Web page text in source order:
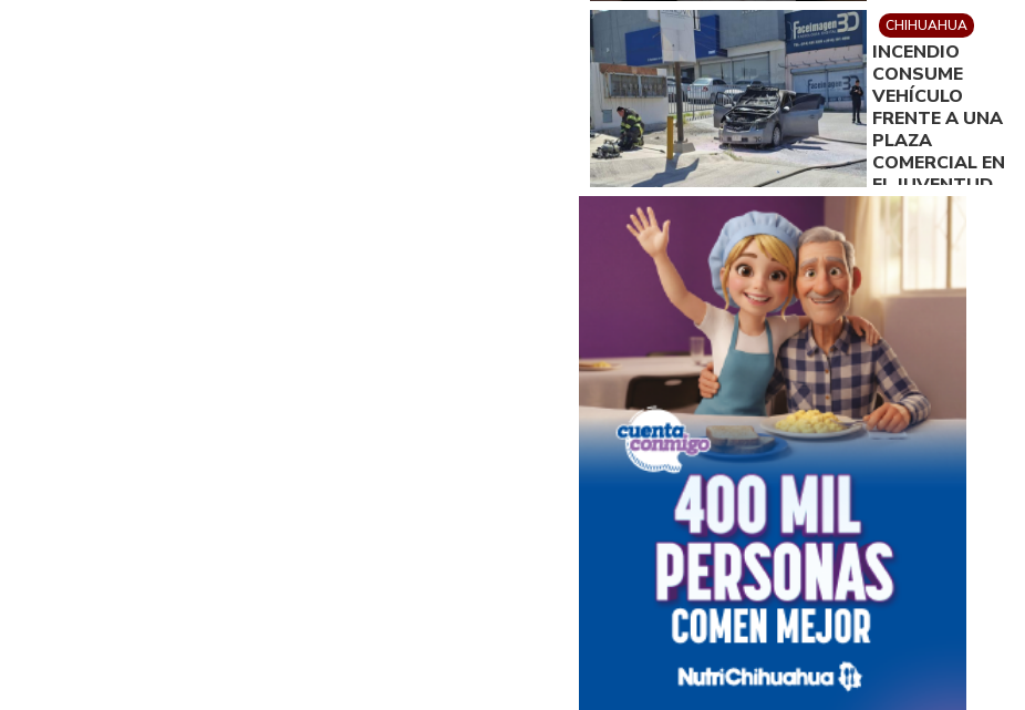
CHIHUAHUA
INCENDIO
CONSUME
VEHÍCULO
FRENTE A UNA
PLAZA
COMERCIAL EN
EL JUVENTUD